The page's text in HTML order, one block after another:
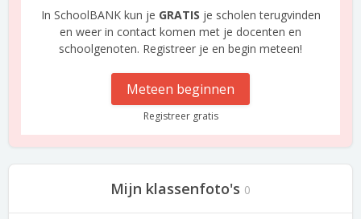
In SchoolBANK kun je GRATIS je scholen terugvinden
en weer in contact komen met je docenten en
schoolgenoten. Registreer je en begin meteen!
Meteen beginnen
Registreer gratis
Mijn klassenfoto's 0